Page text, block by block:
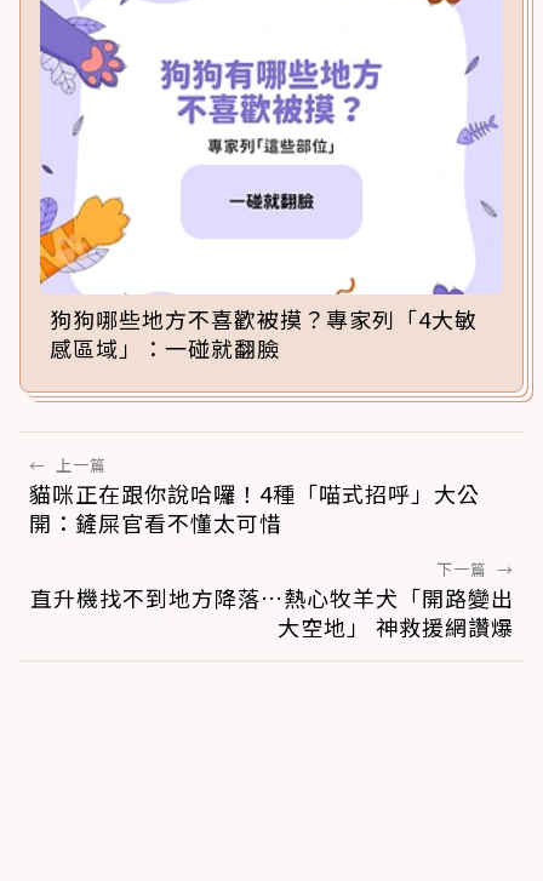
狗狗哪些地方不喜歡被摸？專家列「4大敏
感區域」：一碰就翻臉
← 上一篇
貓咪正在跟你說哈囉！4種「喵式招呼」大公
開：鏟屎官看不懂太可惜
下一篇 →
直升機找不到地方降落…熱心牧羊犬「開路變出
大空地」 神救援網讚爆